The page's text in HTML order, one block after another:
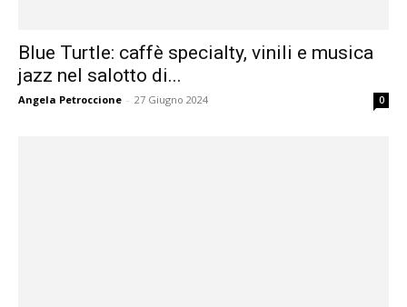
Blue Turtle: caffè specialty, vinili e musica
jazz nel salotto di...
Angela Petroccione - 27 Giugno 2024 0